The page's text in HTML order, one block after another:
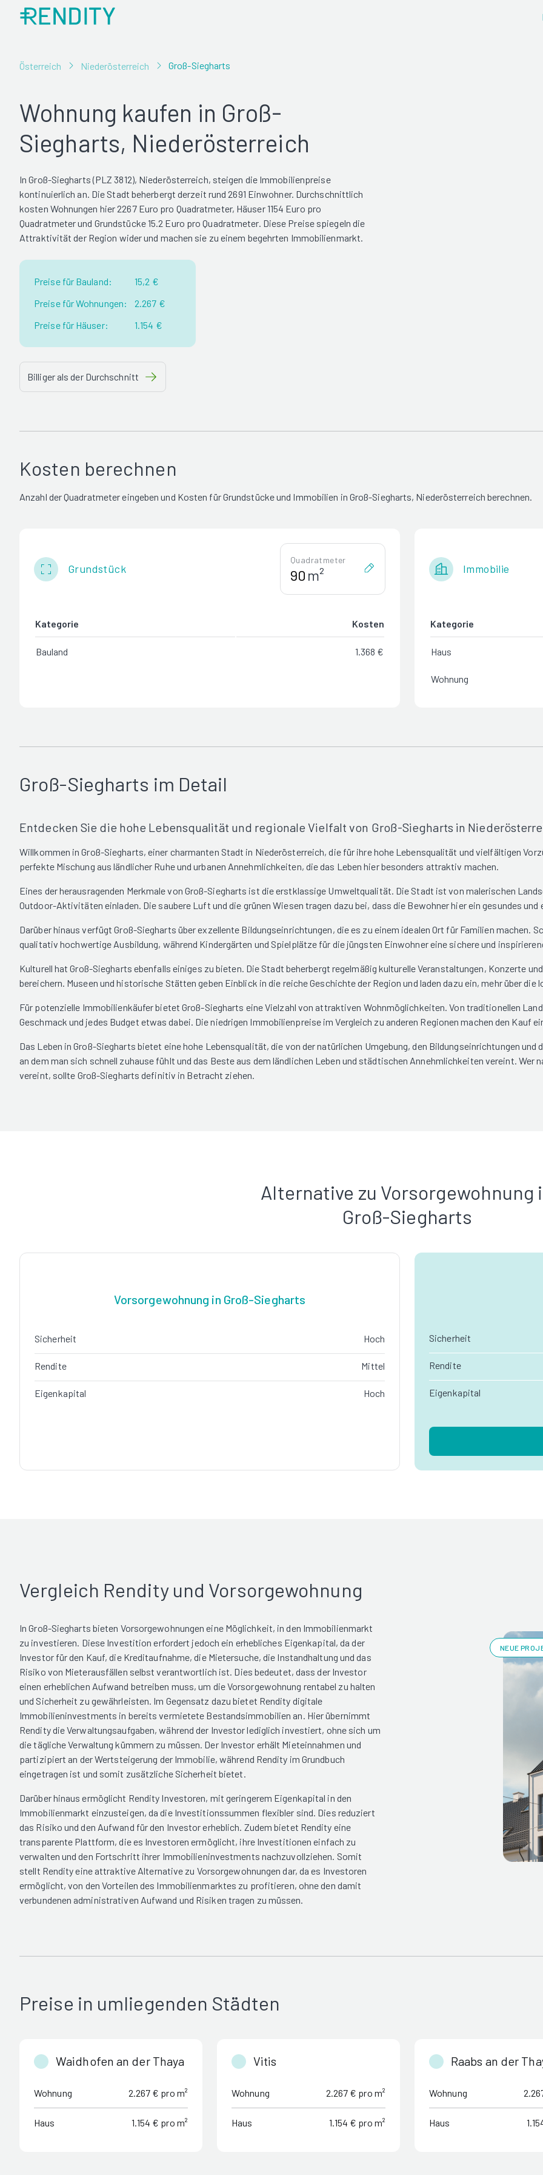
Österreich Niederösterreich Groß-Siegharts
Wohnung kaufen in Groß-
Siegharts, Niederösterreich
In Groß-Siegharts (PLZ 3812), Niederösterreich, steigen die Immobilienpreise
kontinuierlich an. Die Stadt beherbergt derzeit rund 2691 Einwohner. Durchschnittlich
kosten Wohnungen hier 2267 Euro pro Quadratmeter, Häuser 1154 Euro pro
Quadratmeter und Grundstücke 15.2 Euro pro Quadratmeter. Diese Preise spiegeln die
Attraktivität der Region wider und machen sie zu einem begehrten Immobilienmarkt.
Preise für Bauland:
15,2 €
Preise für Wohnungen:
2.267 €
Preise für Häuser:
1.154 €
Billiger als der Durchschnitt
Kosten berechnen
Anzahl der Quadratmeter eingeben und Kosten für Grundstücke und Immobilien in Groß-Siegharts, Niederösterreich berechnen.
Grundstück
Quadratmeter
m²
Kategorie Kosten
Bauland 1.368 €
Immobilie
Kategorie
Haus
Wohnung
Groß-Siegharts im Detail
Entdecken Sie die hohe Lebensqualität und regionale Vielfalt von Groß-Siegharts in
Willkommen in Groß-Siegharts, einer charmanten Stadt in Niederösterreich, die für ihre hohe Lebensqualität und vielfältigen
perfekte Mischung aus ländlicher Ruhe und urbanen Annehmlichkeiten, die das Leben hier besonders attraktiv machen.
Eines der herausragenden Merkmale von Groß-Siegharts ist die erstklassige Umweltqualität. Die Stadt ist von malerischen
Outdoor-Aktivitäten einladen. Die saubere Luft und die grünen Wiesen tragen dazu bei, dass die Bewohner hier ein gesundes
Darüber hinaus verfügt Groß-Siegharts über exzellente Bildungseinrichtungen, die es zu einem idealen Ort für Familien machen.
qualitativ hochwertige Ausbildung, während Kindergärten und Spielplätze für die jüngsten Einwohner eine sichere und
Kulturell hat Groß-Siegharts ebenfalls einiges zu bieten. Die Stadt beherbergt regelmäßig kulturelle Veranstaltungen, Konzerte
bereichern. Museen und historische Stätten geben Einblick in die reiche Geschichte der Region und laden dazu ein, mehr über die
Für potenzielle Immobilienkäufer bietet Groß-Siegharts eine Vielzahl von attraktiven Wohnmöglichkeiten. Von traditionellen
Geschmack und jedes Budget etwas dabei. Die niedrigen Immobilienpreise im Vergleich zu anderen Regionen machen den Kauf
Das Leben in Groß-Siegharts bietet eine hohe Lebensqualität, die von der natürlichen Umgebung, den Bildungseinrichtungen
an dem man sich schnell zuhause fühlt und das Beste aus dem ländlichen Leben und städtischen Annehmlichkeiten vereint. Wer
vereint, sollte Groß-Siegharts definitiv in Betracht ziehen.
Alternative zu Vorsorgewohnung
Groß-Siegharts
Vorsorgewohnung in Groß-Siegharts
Sicherheit Hoch
Rendite Mittel
Eigenkapital Hoch
Sicherheit
Rendite
Eigenkapital
Vergleich Rendity und Vorsorgewohnung
In Groß-Siegharts bieten Vorsorgewohnungen eine Möglichkeit, in den Immobilienmarkt
zu investieren. Diese Investition erfordert jedoch ein erhebliches Eigenkapital, da der
Investor für den Kauf, die Kreditaufnahme, die Mietersuche, die Instandhaltung und das
Risiko von Mieterausfällen selbst verantwortlich ist. Dies bedeutet, dass der Investor
einen erheblichen Aufwand betreiben muss, um die Vorsorgewohnung rentabel zu halten
und Sicherheit zu gewährleisten. Im Gegensatz dazu bietet Rendity digitale
Immobilieninvestments in bereits vermietete Bestandsimmobilien an. Hier übernimmt
Rendity die Verwaltungsaufgaben, während der Investor lediglich investiert, ohne sich um
die tägliche Verwaltung kümmern zu müssen. Der Investor erhält Mieteinnahmen und
partizipiert an der Wertsteigerung der Immobilie, während Rendity im Grundbuch
eingetragen ist und somit zusätzliche Sicherheit bietet.
Darüber hinaus ermöglicht Rendity Investoren, mit geringerem Eigenkapital in den
Immobilienmarkt einzusteigen, da die Investitionssummen flexibler sind. Dies reduziert
das Risiko und den Aufwand für den Investor erheblich. Zudem bietet Rendity eine
transparente Plattform, die es Investoren ermöglicht, ihre Investitionen einfach zu
verwalten und den Fortschritt ihrer Immobilieninvestments nachzuvollziehen. Somit
stellt Rendity eine attraktive Alternative zu Vorsorgewohnungen dar, da es Investoren
ermöglicht, von den Vorteilen des Immobilienmarktes zu profitieren, ohne den damit
verbundenen administrativen Aufwand und Risiken tragen zu müssen.
NEUE
Preise in umliegenden Städten
Waidhofen an der Thaya
Wohnung 2.267 € pro m²
Haus 1.154 € pro m²
Vitis
Wohnung 2.267 € pro m²
Haus 1.154 € pro m²
Raabs an der
Wohnung
Haus